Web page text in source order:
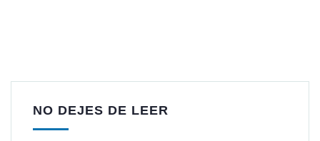
NO DEJES DE LEER